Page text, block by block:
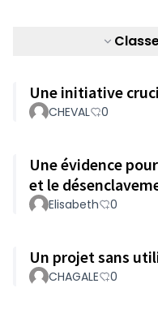
Une initiative
CHEVAL 0
Une évidence
et le
Elisabeth 0
Un projet sans
CHAGALE 0